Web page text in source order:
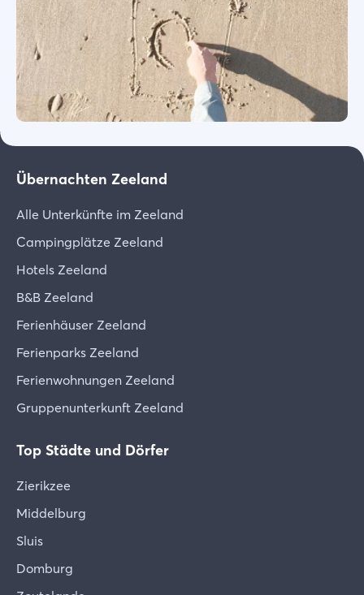
Übernachten Zeeland
Alle Unterkünfte im Zeeland
Campingplätze Zeeland
Hotels Zeeland
B&B Zeeland
Ferienhäuser Zeeland
Ferienparks Zeeland
Ferienwohnungen Zeeland
Gruppenunterkunft Zeeland
Top Städte und Dörfer
Zierikzee
Middelburg
Sluis
Domburg